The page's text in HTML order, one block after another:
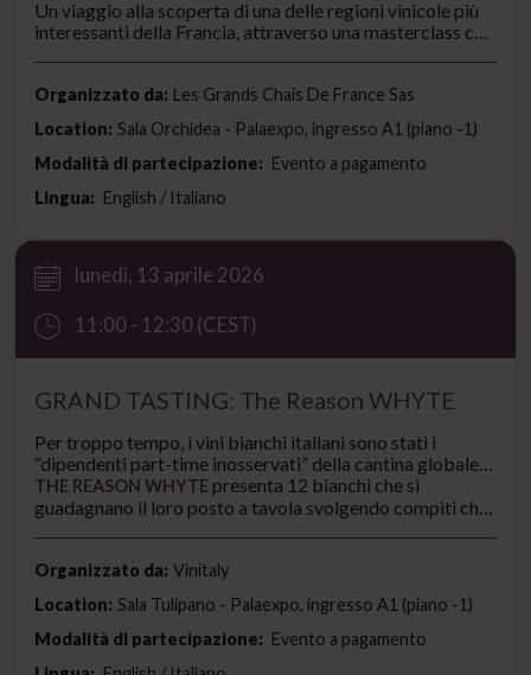
Un viaggio alla scoperta di una delle regioni vinicole più
interessanti della Francia, attraverso una masterclass che
Organizzato da: Les Grands Chais De France Sas
Location: Sala Orchidea - Palaexpo, ingresso A1 (piano -1)
Modalità di partecipazione: Evento a pagamento
Lingua: English / Italiano
lunedì, 13 aprile 2026
11:00 - 12:30 (CEST)
GRAND TASTING: The Reason WHYTE
Per troppo tempo, i vini bianchi italiani sono stati i
“dipendenti part-time inosservati” della cantina globale:
rinfrescanti ma sostituibili.
THE REASON WHYTE presenta 12 bianchi che si
guadagnano il loro posto a tavola svolgendo compiti che
Organizzato da: Vinitaly
Location: Sala Tulipano - Palaexpo, ingresso A1 (piano -1)
Modalità di partecipazione: Evento a pagamento